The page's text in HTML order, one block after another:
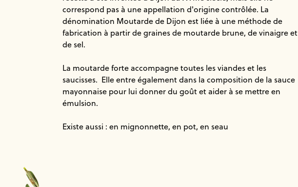
correspond pas à une appellation d'origine contrôlée. La
dénomination Moutarde de Dijon est liée à une méthode de
fabrication à partir de graines de moutarde brune, de vinaigre et
de sel.
La moutarde forte accompagne toutes les viandes et les
saucisses. Elle entre également dans la composition de la sauce
mayonnaise pour lui donner du goût et aider à se mettre en
émulsion.
Existe aussi : en mignonnette, en pot, en seau